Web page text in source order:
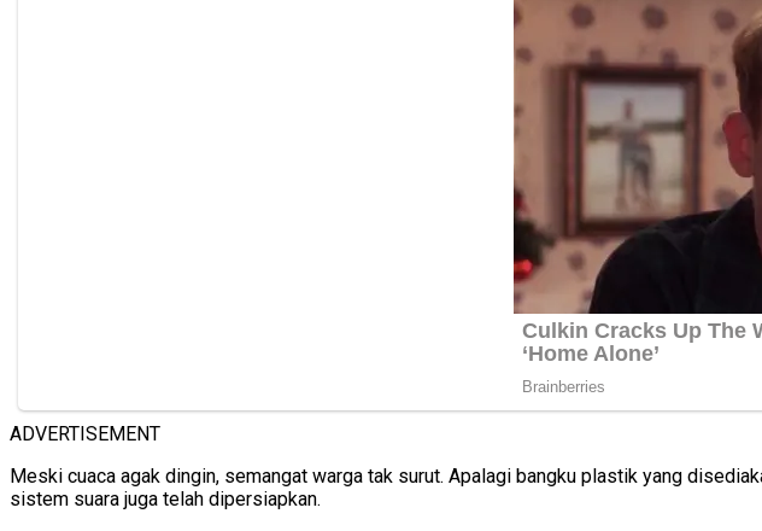
ADVERTISEMENT
Meski cuaca agak dingin, semangat warga tak surut. Apalagi bangku plastik yang
sistem suara juga telah dipersiapkan.